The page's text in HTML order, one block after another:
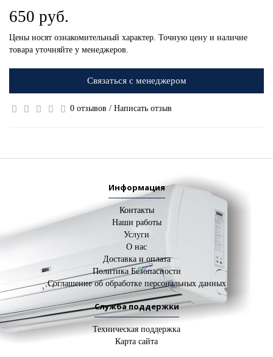
650 руб.
Цены носят ознакомительный характер. Точную цену и наличие
товара уточняйте у менеджеров.
Связаться с менеджером
0 отзывов / Написать отзыв
Информация
Контакты
Наши работы
Услуги
О нас
Доставка и оплата
Политика Безопасности
Соглашение об обработке персональных данных
Служба поддержки
Техническая поддержка
Карта сайта